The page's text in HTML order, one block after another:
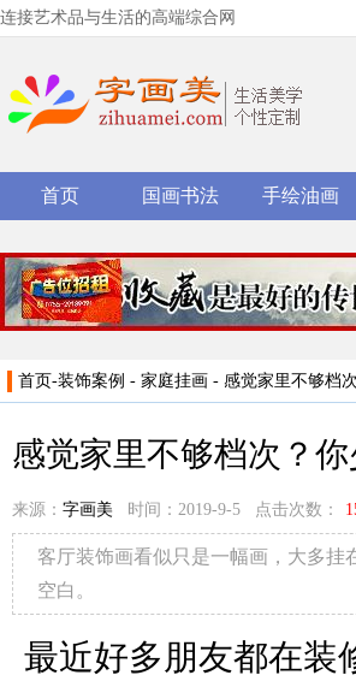
连接艺术品与生活的高端综合网
首页 国画书法 手绘油画
首页-装饰案例 - 家庭挂画 - 感觉家里不够档
感觉家里不够档次？
来源： 字画美 时间：2019-9-5 点击次数：
客厅装饰画看似只是一幅画，大多
空白。
最近好多朋友都在装